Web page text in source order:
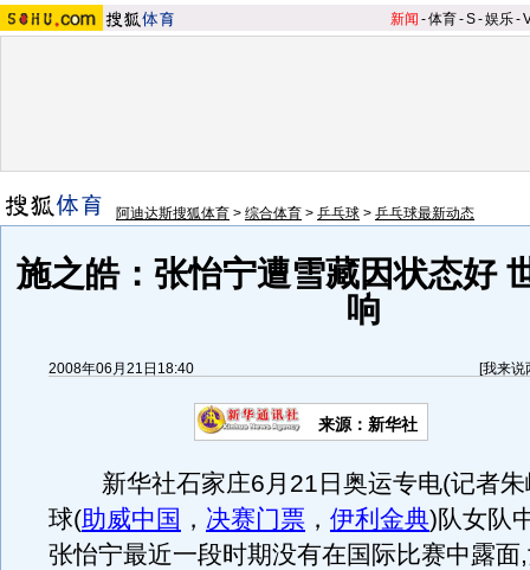
新闻 -体育-S-娱乐-
阿迪达斯搜狐体育 > 综合体育 > 乒乓球 > 乒乓球最新动态
施之皓：张怡宁遭雪藏因状态好
响
2008年06月21日18:40 [我来说
来源：新华社
新华社石家庄6月21日奥运专电(记者朱
球(助威中国 ， 决赛门票 ， 伊利金典)队女队
张怡宁最近一段时期没有在国际比赛中露面